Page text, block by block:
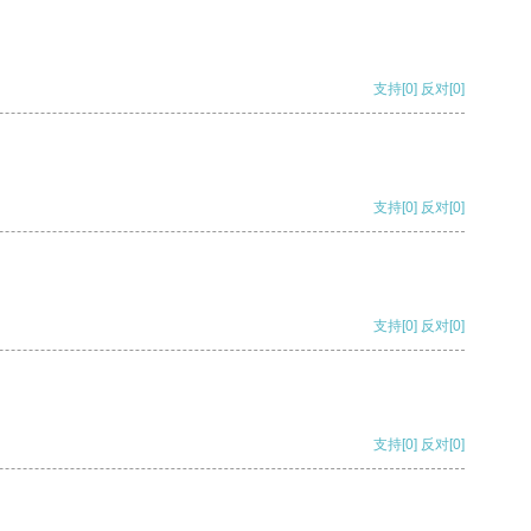
支持[0] 反对[0]
支持[0] 反对[0]
支持[0] 反对[0]
支持[0] 反对[0]